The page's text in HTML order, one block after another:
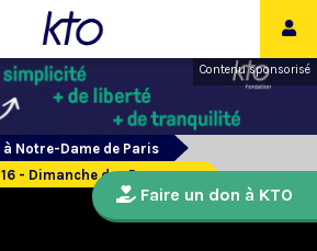
Contenu sponsorisé
à Notre-Dame de Paris
- Dimanche des Rameaux
Faire un don à KTO